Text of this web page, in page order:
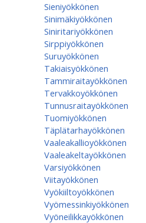
Sieniyökkönen
Sinimäkiyökkönen
Siniritariyökkönen
Sirppiyökkönen
Suruyökkönen
Takiaisyökkönen
Tammiraitayökkönen
Tervakkoyökkönen
Tunnusraitayökkönen
Tuomiyökkönen
Täplätarhayökkönen
Vaaleakallioyökkönen
Vaaleakeltayökkönen
Varsiyökkönen
Viitayökkönen
Vyökiiltoyökkönen
Vyömessinkiyökkönen
Vyöneilikkayökkönen